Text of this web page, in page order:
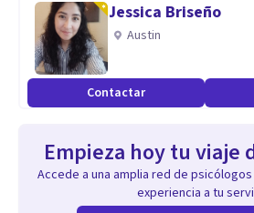
Jessica Briseño
Austin
Contactar
Empieza hoy tu viaje
Accede a una amplia red de
experiencia a tu